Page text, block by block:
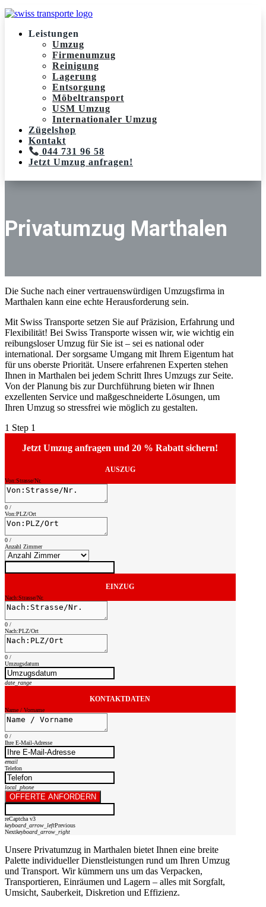
Leistungen
Umzug
Firmenumzug
Reinigung
Lagerung
Entsorgung
Möbeltransport
USM Umzug
Internationaler Umzug
Zügelshop
Kontakt
044 731 96 58
Jetzt Umzug anfragen!
Privatumzug Marthalen
Die Suche nach einer vertrauenswürdigen Umzugsfirma in
Marthalen kann eine echte Herausforderung sein.
Mit Swiss Transporte setzen Sie auf Präzision, Erfahrung und
Flexibilität! Bei Swiss Transporte wissen wir, wie wichtig ein
reibungsloser Umzug für Sie ist – sei es national oder
international. Der sorgsame Umgang mit Ihrem Eigentum hat
für uns oberste Priorität. Unsere erfahrenen Experten stehen
Ihnen in Marthalen bei jedem Schritt Ihres Umzugs zur Seite.
Von der Planung bis zur Durchführung bieten wir Ihnen
exzellenten Service und maßgeschneiderte Lösungen, um
Ihren Umzug so stressfrei wie möglich zu gestalten.
1 Step 1
Jetzt Umzug anfragen und 20 % Rabatt sichern!
AUSZUG
Von:Strasse/Nr.
0 /
Von:PLZ/Ort
0 /
Anzahl Zimmer
EINZUG
Nach:Strasse/Nr.
0 /
Nach:PLZ/Ort
0 /
Umzugsdatum
date_range
KONTAKTDATEN
Name / Vorname
0 /
Ihre E-Mail-Adresse
email
Telefon
local_phone
OFFERTE ANFORDERN
reCaptcha v3
keyboard_arrow_leftPrevious
Nextkeyboard_arrow_right
Unsere Privatumzug in Marthalen bietet Ihnen eine breite
Palette individueller Dienstleistungen rund um Ihren Umzug
und Transport. Wir kümmern uns um das Verpacken,
Transportieren, Einräumen und Lagern – alles mit Sorgfalt,
Umsicht, Sauberkeit, Diskretion und Effizienz.